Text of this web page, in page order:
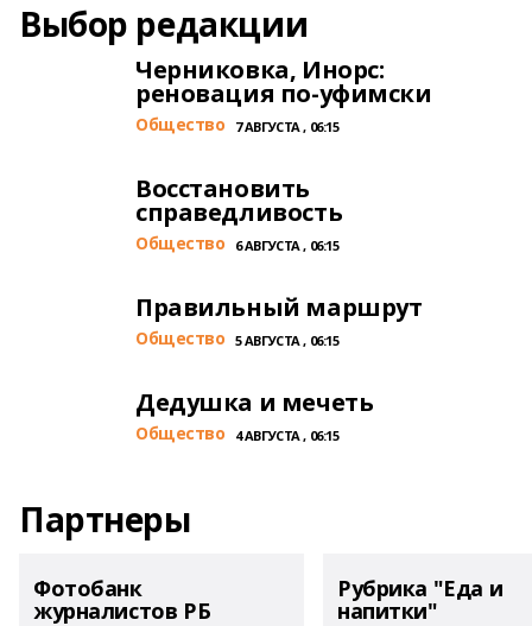
Выбор редакции
Черниковка, Инорс:
реновация по-уфимски
Общество 7 АВГУСТА , 06:15
Восстановить
справедливость
Общество 6 АВГУСТА , 06:15
Правильный маршрут
Общество 5 АВГУСТА , 06:15
Дедушка и мечеть
Общество 4 АВГУСТА , 06:15
Партнеры
Фотобанк
журналистов РБ
Рубрика "Еда и
напитки"